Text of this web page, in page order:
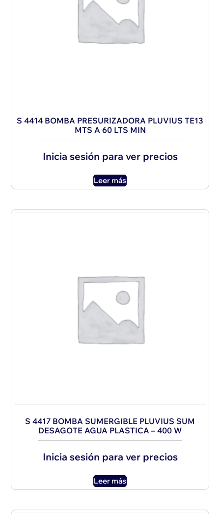
S 4414 BOMBA PRESURIZADORA PLUVIUS TE13
MTS A 60 LTS MIN
Inicia sesión para ver precios
Leer más
S 4417 BOMBA SUMERGIBLE PLUVIUS SUM
DESAGOTE AGUA PLASTICA – 400 W
Inicia sesión para ver precios
Leer más